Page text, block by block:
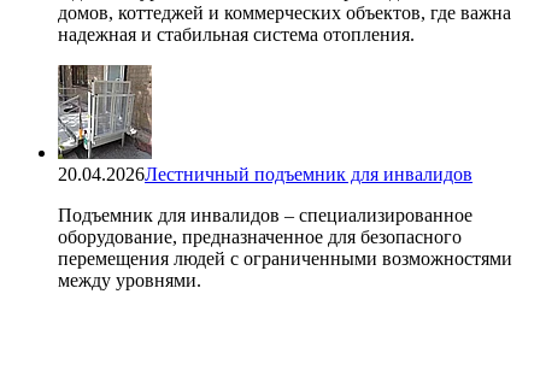
домов, коттеджей и коммерческих объектов, где важна
надежная и стабильная система отопления.
20.04.2026Лестничный подъемник для инвалидов
Подъемник для инвалидов – специализированное
оборудование, предназначенное для безопасного
перемещения людей с ограниченными возможностями
между уровнями.